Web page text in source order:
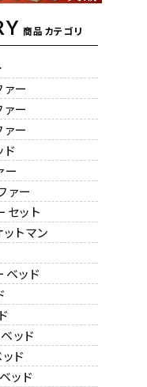
商品カテゴリ
ー
ー
ー
ド
ー
ァー
セット
トマン
ベッド
ッド
ド
ッド